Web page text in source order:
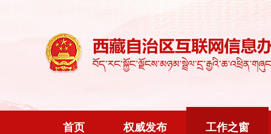
首页 权威发布 工作之窗